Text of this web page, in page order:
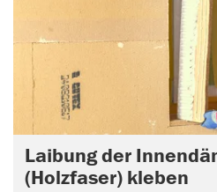
Laibung der
(Holzfaser) kleben